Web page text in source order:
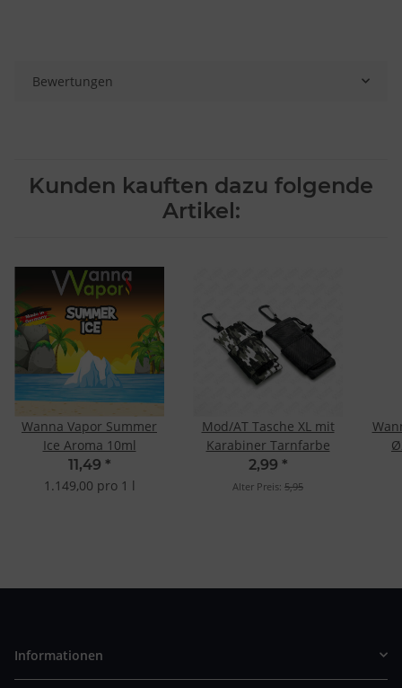
Bewertungen
Kunden kauften dazu folgende
Artikel:
Wanna Vapor Summer
Ice Aroma 10ml
11,49 *
1.149,00 pro 1 l
Mod/AT Tasche XL mit
Karabiner Tarnfarbe
2,99 *
Alter Preis: 5,95
Informationen